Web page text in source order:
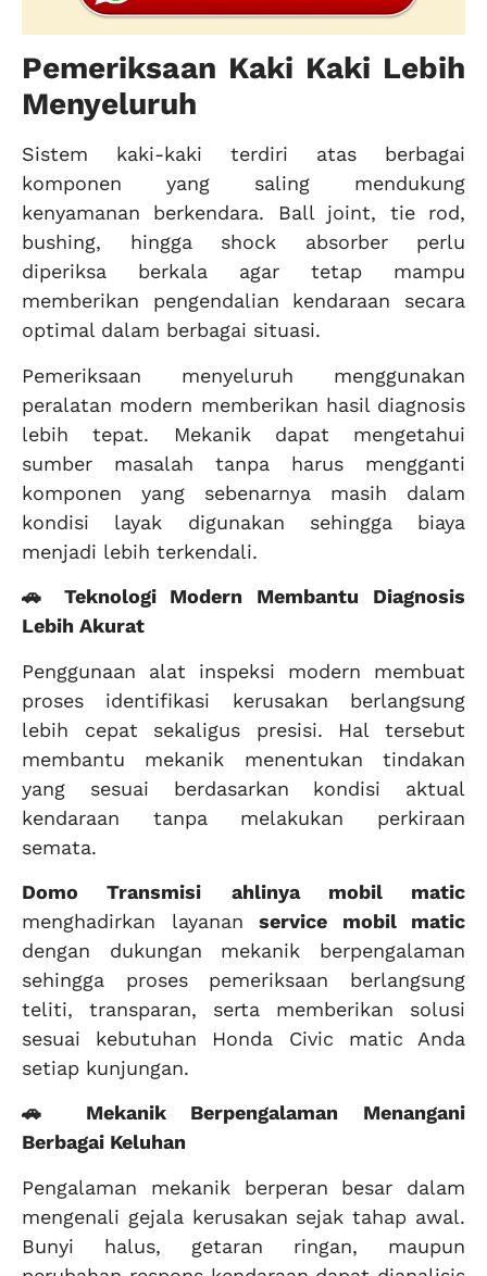
Pemeriksaan Kaki Kaki Lebih
Menyeluruh
Sistem kaki-kaki terdiri atas berbagai
komponen yang saling mendukung
kenyamanan berkendara. Ball joint, tie rod,
bushing, hingga shock absorber perlu
diperiksa berkala agar tetap mampu
memberikan pengendalian kendaraan secara
optimal dalam berbagai situasi.
Pemeriksaan menyeluruh menggunakan
peralatan modern memberikan hasil diagnosis
lebih tepat. Mekanik dapat mengetahui
sumber masalah tanpa harus mengganti
komponen yang sebenarnya masih dalam
kondisi layak digunakan sehingga biaya
menjadi lebih terkendali.
🚗 Teknologi Modern Membantu Diagnosis
Lebih Akurat
Penggunaan alat inspeksi modern membuat
proses identifikasi kerusakan berlangsung
lebih cepat sekaligus presisi. Hal tersebut
membantu mekanik menentukan tindakan
yang sesuai berdasarkan kondisi aktual
kendaraan tanpa melakukan perkiraan
semata.
Domo Transmisi
ahlinya mobil matic
menghadirkan layanan service mobil matic
dengan dukungan mekanik berpengalaman
sehingga proses pemeriksaan berlangsung
teliti, transparan, serta memberikan solusi
sesuai kebutuhan Honda Civic matic Anda
setiap kunjungan.
🚗 Mekanik Berpengalaman Menangani
Berbagai Keluhan
Pengalaman mekanik berperan besar dalam
mengenali gejala kerusakan sejak tahap awal.
Bunyi halus, getaran ringan, maupun